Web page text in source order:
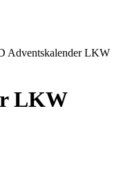
Adventskalender LKW
LKW